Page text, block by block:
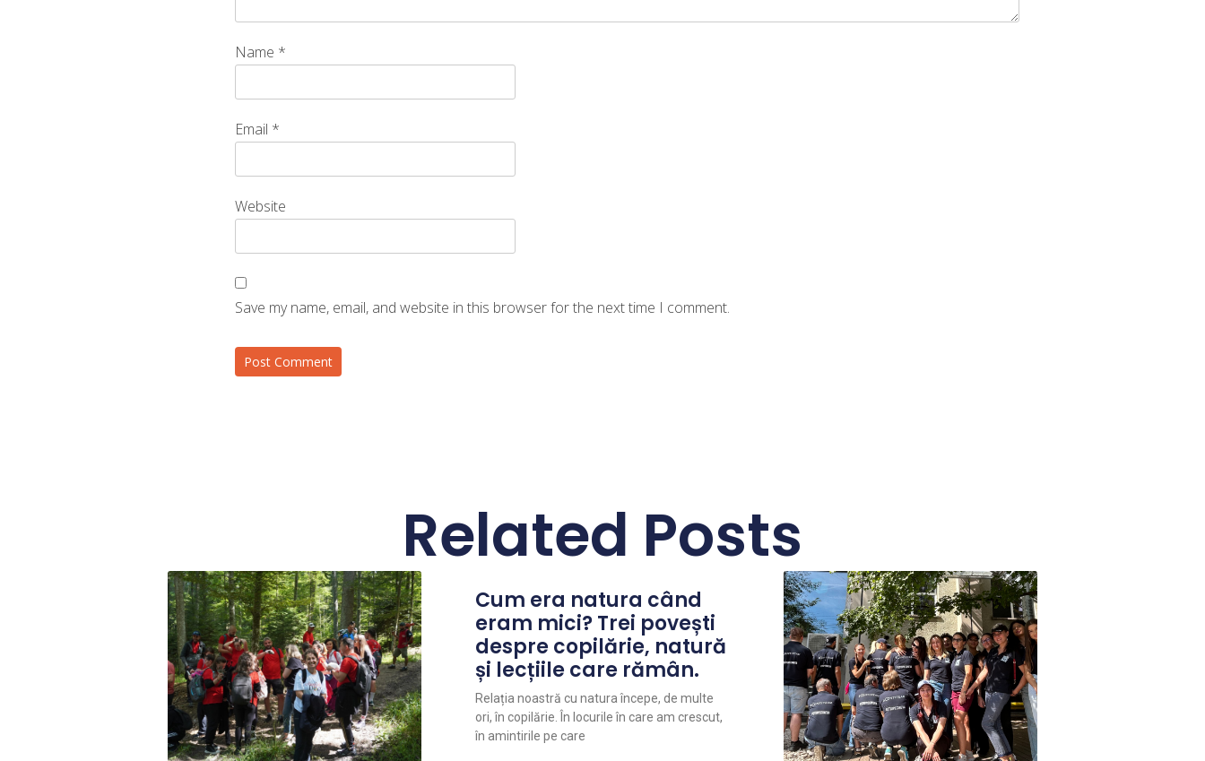
Name *
Email *
Website
Save my name, email, and website in this browser for the next time I comment.
Related Posts
Cum era natura când
eram mici? Trei povești
despre copilărie, natură
și lecțiile care rămân.
Relația noastră cu natura începe, de multe
ori, în copilărie. În locurile în care am crescut,
în amintirile pe care